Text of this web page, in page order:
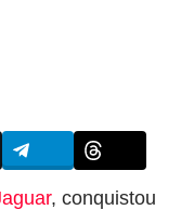
, conquistou